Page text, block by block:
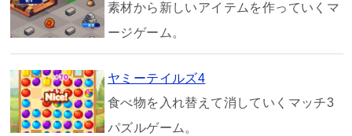
素材から新しいアイテムを作っていくマ
ージゲーム。
ヤミーテイルズ4
食べ物を入れ替えて消していくマッチ3
パズルゲーム。